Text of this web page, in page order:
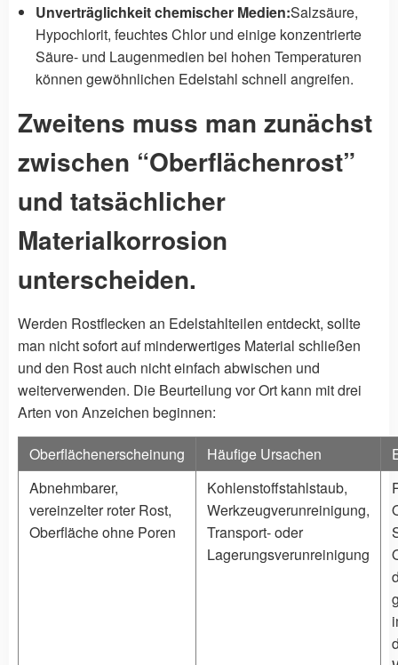
Unverträglichkeit chemischer Medien:Salzsäure,
Hypochlorit, feuchtes Chlor und einige konzentrierte
Säure- und Laugenmedien bei hohen Temperaturen
können gewöhnlichen Edelstahl schnell angreifen.
Zweitens muss man zunächst
zwischen “Oberflächenrost”
und tatsächlicher
Materialkorrosion
unterscheiden.
Werden Rostflecken an Edelstahlteilen entdeckt, sollte
man nicht sofort auf minderwertiges Material schließen
und den Rost auch nicht einfach abwischen und
weiterverwenden. Die Beurteilung vor Ort kann mit drei
Arten von Anzeichen beginnen:
Oberflächenerscheinung Häufige Ursachen
Abnehmbarer,
vereinzelter roter Rost,
Oberfläche ohne Poren
Kohlenstoffstahlstaub,
Werkzeugverunreinigung,
Transport- oder
Lagerungsverunreinigung